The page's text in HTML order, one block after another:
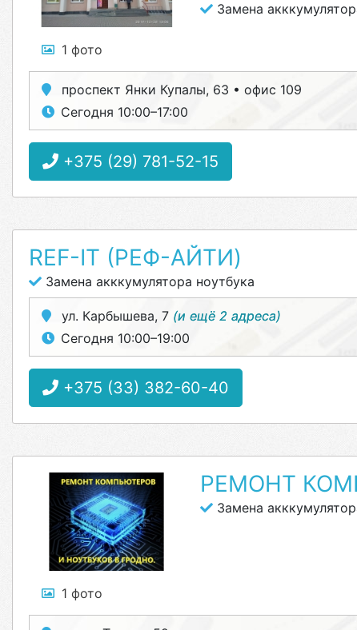
1 фото
Замена
проспект Янки Купалы, 63 • офис 109
Сегодня 10:00–17:00
+375 (29) 781-52-15
REF-IT (РЕФ-АЙТИ)
Замена акккумулятора ноутбука
ул. Карбышева, 7 (и ещё 2 адреса)
Сегодня 10:00–19:00
+375 (33) 382-60-40
1 фото
РЕМОНТ
Замена